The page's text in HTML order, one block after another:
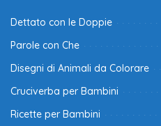
Dettato con le Doppie
Parole con Che
Disegni di Animali da Colorare
Cruciverba per Bambini
Ricette per Bambini